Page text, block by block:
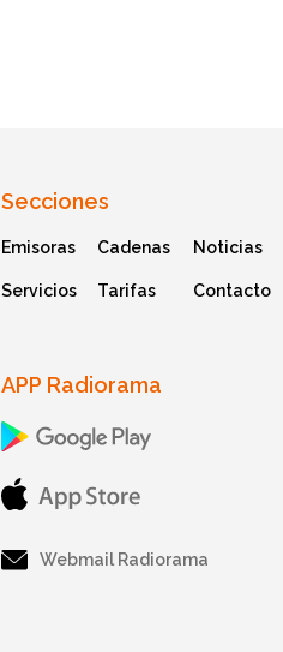
Secciones
Emisoras Cadenas Noticias
Servicios Tarifas Contacto
APP Radiorama
Webmail Radiorama